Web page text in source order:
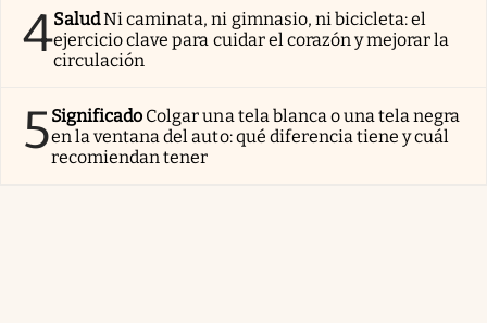
4SaludNi caminata, ni gimnasio, ni bicicleta: el
ejercicio clave para cuidar el corazón y mejorar la
circulación
5Significado Colgar una tela blanca o una tela negra
en la ventana del auto: qué diferencia tiene y cuál
recomiendan tener